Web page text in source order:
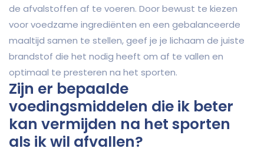
de afvalstoffen af te voeren. Door bewust te kiezen
voor voedzame ingrediënten en een gebalanceerde
maaltijd samen te stellen, geef je je lichaam de juiste
brandstof die het nodig heeft om af te vallen en
optimaal te presteren na het sporten.
Zijn er bepaalde
voedingsmiddelen die ik beter
kan vermijden na het sporten
als ik wil afvallen?